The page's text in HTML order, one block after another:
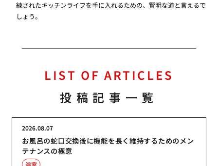
練されたキッチンライフを手に入れるための、賢明な道と言えるで
しょう。
LIST OF ARTICLES
投稿記事一覧
お風呂の蛇口交換後に機能を長く維持するためのメン
テナンスの極意
2026.08.07